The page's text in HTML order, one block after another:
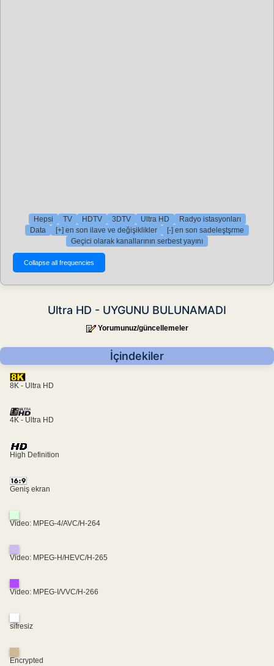
Hepsi TV HDTV 3DTV Ultra HD
Radyo istasyonları
Data
[+] en son ilave ve değişiklikler
[-] en son sadeleştşrme
Geçici olarak kanallarının serbest yayını
Ultra HD - UYGUNU BULUNAMADI
Yorumunuz/güncellemeler
İçindekiler
8K - Ultra HD
4K - Ultra HD
High Definition
Geniş ekran
Video: MPEG-4/AVC/H-264
Video: MPEG-H/HEVC/H-265
Video: MPEG-I/VVC/H-266
sifresiz
Encrypted